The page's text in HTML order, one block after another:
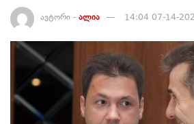
ავტორი - ალია 14:04 07-14-